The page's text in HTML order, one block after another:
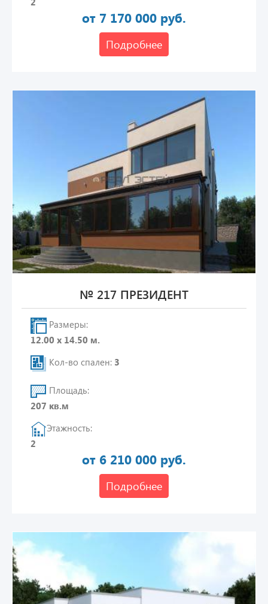
от 7 170 000 руб.
Подробнее
№ 217 ПРЕЗИДЕНТ
Размеры:
12.00 х 14.50 м.
Кол-во спален: 3
Площадь:
207 кв.м
Этажность:
2
от 6 210 000 руб.
Подробнее